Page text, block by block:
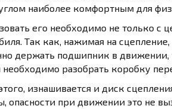
наиболее комфортным для
его необходимо не только
Так как, нажимая на
держать подшипник в движении,
разобрать коробку
изнашивается и диск
опасности при движении это не